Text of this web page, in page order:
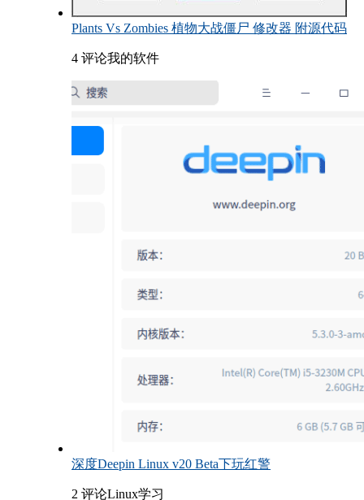
Plants Vs Zombies 植物大战僵尸 修改器 附源代码
4 评论我的软件
深度Deepin Linux v20 Beta下玩红警
2 评论Linux学习